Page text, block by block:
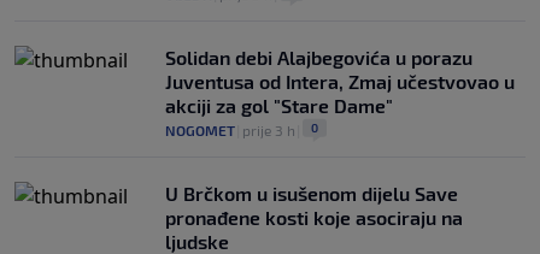
Solidan debi Alajbegovića u porazu
Juventusa od Intera, Zmaj učestvovao u
akciji za gol "Stare Dame"
NOGOMET prije 3 h 0
U Brčkom u isušenom dijelu Save
pronađene kosti koje asociraju na
ljudske